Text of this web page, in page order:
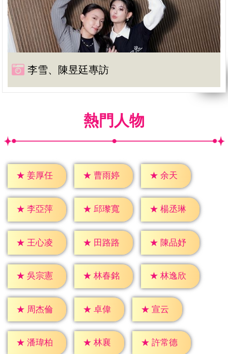
李雪、陳昱廷專訪
熱門人物
★ 姜厚任 ★ 曹雨婷 ★ 余天
★ 李亞萍 ★ 邱瓈寬 ★ 楊丞琳
★ 王心凌 ★ 田路路 ★ 陳品妤
★ 吳宗憲 ★ 林春銘 ★ 林逸欣
★ 周杰倫 ★ 卓偉 ★ 宣云
★ 潘瑋柏 ★ 林襄 ★ 許常德